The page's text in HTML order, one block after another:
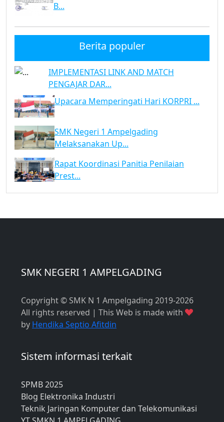
B...
Berita populer
IMPLEMENTASI LINK AND MATCH
PENGAJAR DAR...
Upacara Memperingati Hari KORPRI ...
SMK Negeri 1 Ampelgading
Melaksanakan Up...
Rapat Koordinasi Panitia Penilaian
Prest...
SMK NEGERI 1 AMPELGADING
Copyright © SMK N 1 Ampelgading 2019-2026
All rights reserved | This Web is made with
by Hendika Septio Afitdin
Sistem informasi terkait
SPMB 2025
Blog Elektronika Industri
Teknik Jaringan Komputer dan Telekomunikasi